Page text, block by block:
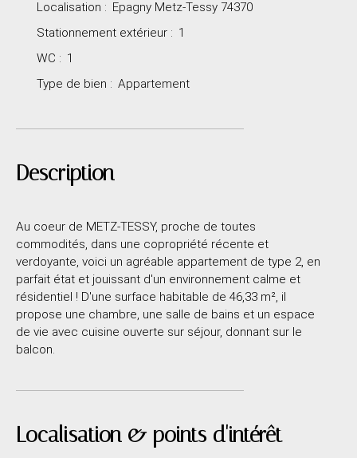
Localisation : Epagny Metz-Tessy 74370
Stationnement extérieur : 1
WC : 1
Type de bien : Appartement
Description
Au coeur de METZ-TESSY, proche de toutes
commodités, dans une copropriété récente et
verdoyante, voici un agréable appartement de type 2, en
parfait état et jouissant d'un environnement calme et
résidentiel ! D'une surface habitable de 46,33 m², il
propose une chambre, une salle de bains et un espace
de vie avec cuisine ouverte sur séjour, donnant sur le
balcon.
Localisation & points d'intérêt